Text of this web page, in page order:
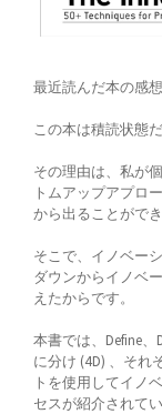
最近読んだ本の感
この本は積読状態
その理由は、私が
トムアップアプロ
から出ることがで
そこで、イノベー
ダウンからイノベ
えたからです。
本書では、Define、
に分け (4D) 、それ
トを使用してイノ
セスが紹介されてい